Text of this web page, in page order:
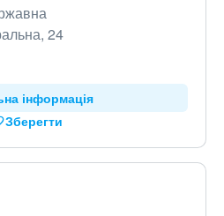
24
інформація
Зберегти